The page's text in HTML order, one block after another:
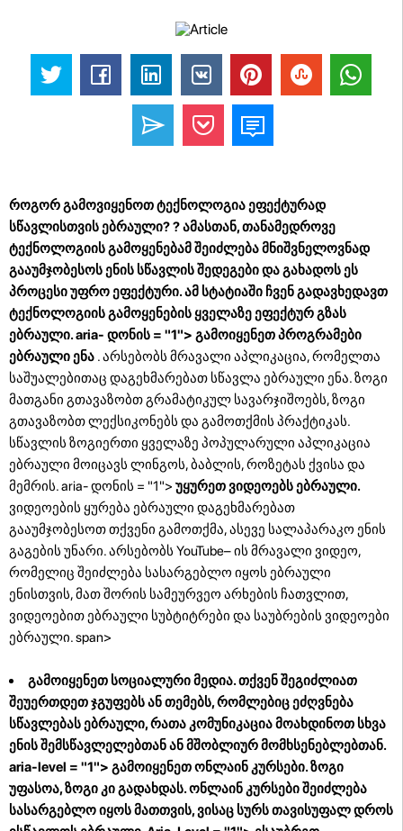
როგორ გამოვიყენოთ ტექნოლოგია ეფექტურად
სწავლისთვის ებრაული? ? ამასთან, თანამედროვე
ტექნოლოგიის გამოყენებამ შეიძლება მნიშვნელოვნად
გააუმჯობესოს ენის სწავლის შედეგები და გახადოს ეს
პროცესი უფრო ეფექტური. ამ სტატიაში ჩვენ გადავხედავთ
ტექნოლოგიის გამოყენების ყველაზე ეფექტურ გზას
ებრაული. aria- დონის = "1"> გამოიყენეთ პროგრამები
ებრაული ენა . არსებობს მრავალი აპლიკაცია, რომელთა
საშუალებითაც დაგეხმარებათ სწავლა ებრაული ენა. ზოგი
მათგანი გთავაზობთ გრამატიკულ სავარჯიშოებს, ზოგი
გთავაზობთ ლექსიკონებს და გამოთქმის პრაქტიკას.
სწავლის ზოგიერთი ყველაზე პოპულარული აპლიკაცია
ებრაული მოიცავს ლინგოს, ბაბლის, როზეტას ქვისა და
მემრის. aria- დონის = "1"> უყურეთ ვიდეოებს ებრაული.
ვიდეოების ყურება ებრაული დაგეხმარებათ
გააუმჯობესოთ თქვენი გამოთქმა, ასევე სალაპარაკო ენის
გაგების უნარი. არსებობს YouTube– ის მრავალი ვიდეო,
რომელიც შეიძლება სასარგებლო იყოს ებრაული
ენისთვის, მათ შორის სამეურვეო არხების ჩათვლით,
ვიდეოებით ებრაული სუბტიტრები და საუბრების ვიდეოები
ებრაული. span>
გამოიყენეთ სოციალური მედია. თქვენ შეგიძლიათ
შეუერთდეთ ჯგუფებს ან თემებს, რომლებიც ეძღვნება
სწავლებას ებრაული, რათა კომუნიკაცია მოახდინოთ სხვა
ენის შემსწავლელებთან ან მშობლიურ მომხსენებლებთან.
aria-level = "1"> გამოიყენეთ ონლაინ კურსები. ზოგი
უფასოა, ზოგი კი გადახდას. ონლაინ კურსები შეიძლება
სასარგებლო იყოს მათთვის, ვისაც სურს თავისუფალ დროს